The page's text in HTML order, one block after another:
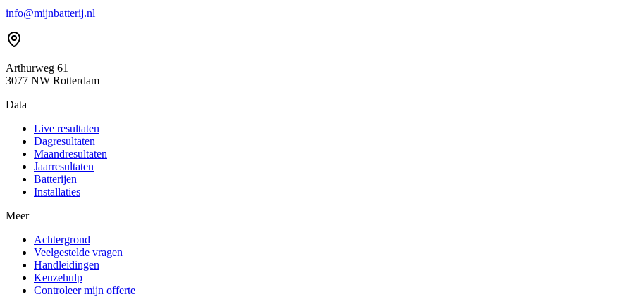
info@mijnbatterij.nl
Arthurweg 61
3077 NW Rotterdam
Data
Live resultaten
Dagresultaten
Maandresultaten
Jaarresultaten
Batterijen
Installaties
Meer
Achtergrond
Veelgestelde vragen
Handleidingen
Keuzehulp
Controleer mijn offerte